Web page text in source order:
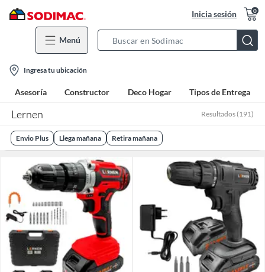
Inicia sesión 0
Menú
Bar
location-
icon
Ingresa tu ubicación
Asesoría Constructor Deco Hogar Tipos de Entrega
Lernen Resultados (191)
Envio Plus Llega mañana Retira mañana